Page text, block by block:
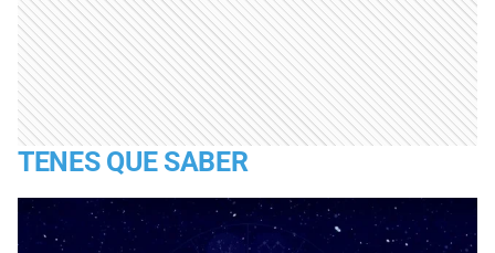
TENES QUE SABER